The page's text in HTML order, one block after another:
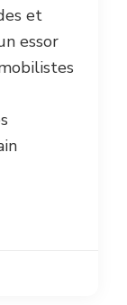
et
essor